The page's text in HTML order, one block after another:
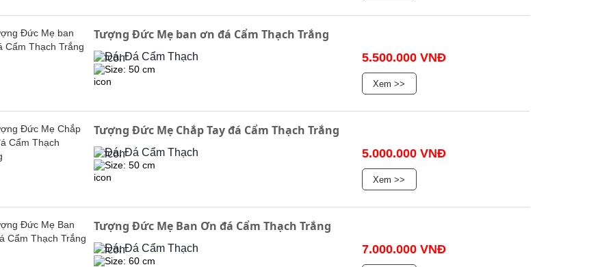
Tượng Đức Mẹ ban ơn đá Cẩm Thạch Trắng
Đá: Đá Cẩm Thạch
Size: 50 cm
5.500.000 VNĐ
Xem >>
Tượng Đức Mẹ Chắp Tay đá Cẩm Thạch Trắng
Đá: Đá Cẩm Thạch
Size: 50 cm
5.000.000 VNĐ
Xem >>
Tượng Đức Mẹ Ban Ơn đá Cẩm Thạch Trắng
Đá: Đá Cẩm Thạch
Size: 60 cm
7.000.000 VNĐ